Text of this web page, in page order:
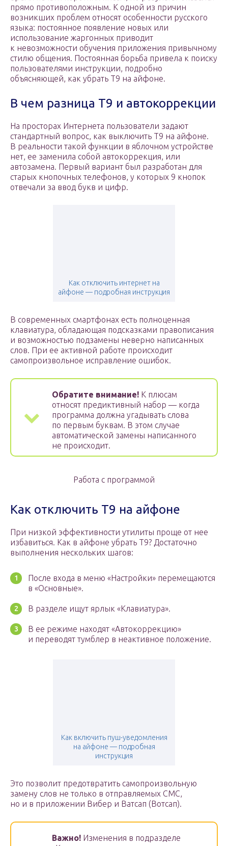
прямо противоположным. К одной из причин
возникших проблем относят особенности русского
языка: постоянное появление новых или
использование жаргонных приводит
к невозможности обучения приложения привычному
стилю общения. Постоянная борьба привела к поиску
пользователями инструкции, подробно
объясняющей, как убрать Т9 на айфоне.
В чем разница Т9 и автокоррекции
На просторах Интернета пользователи задают
стандартный вопрос, как выключить Т9 на айфоне.
В реальности такой функции в яблочном устройстве
нет, ее заменила собой автокоррекция, или
автозамена. Первый вариант был разработан для
старых кнопочных телефонов, у которых 9 кнопок
отвечали за ввод букв и цифр.
Как отключить интернет на
айфоне — подробная инструкция
В современных смартфонах есть полноценная
клавиатура, обладающая подсказками правописания
и возможностью подзамены неверно написанных
слов. При ее активной работе происходит
самопроизвольное исправление ошибок.
Обратите внимание! К плюсам
относят предиктивный набор — когда
программа должна угадывать слова
по первым буквам. В этом случае
автоматической замены написанного
не происходит.
Работа с программой
Как отключить Т9 на айфоне
При низкой эффективности утилиты проще от нее
избавиться. Как в айфоне убрать Т9? Достаточно
выполнения нескольких шагов:
После входа в меню «Настройки» перемещаются
в «Основные».
В разделе ищут ярлык «Клавиатура».
В ее режиме находят «Автокоррекцию»
и переводят тумблер в неактивное положение.
Как включить пуш-уведомления
на айфоне — подробная
инструкция
Это позволит предотвратить самопроизвольную
замену слов не только в отправляемых СМС,
но и в приложении Вибер и Ватсап (Вотсап).
Важно! Изменения в подразделе